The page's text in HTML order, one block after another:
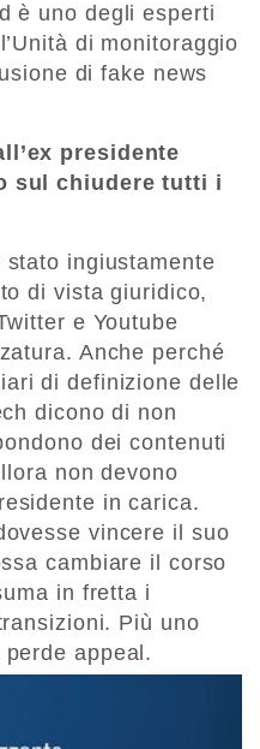
è uno degli esperti
di monitoraggio
di fake news
presidente
sul chiudere tutti i
stato ingiustamente
di vista giuridico,
e Youtube
Anche perché
di definizione delle
dicono di non
dei contenuti
non devono
in carica.
vincere il suo
cambiare il corso
in fretta i
Più uno
appeal.